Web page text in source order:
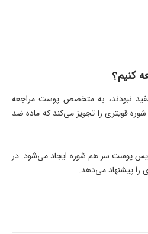
کنیم؟
نبودند، به متخصص پوست مراجعه
قویتری را تجویز می‌کند که ماده ضد
پوست سر هم شوره ایجاد می‌شود. در
را پیشنهاد می‌دهد.